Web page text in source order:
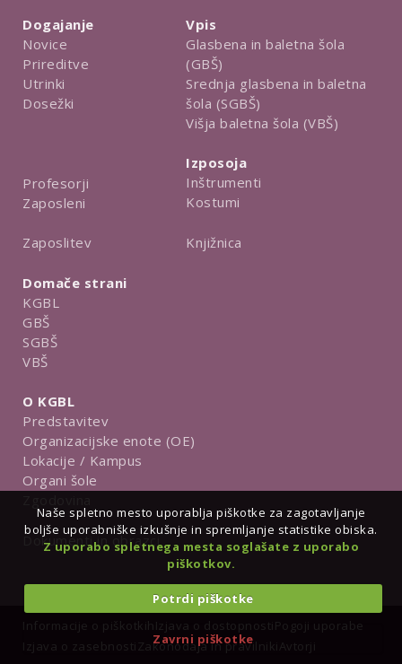
Dogajanje
Novice
Prireditve
Utrinki
Dosežki
Profesorji
Zaposleni
Zaposlitev
Vpis
Glasbena in baletna šola
(GBŠ)
Srednja glasbena in baletna
šola (SGBŠ)
Višja baletna šola (VBŠ)
Izposoja
Inštrumenti
Kostumi
Knjižnica
Domače strani
KGBL
GBŠ
SGBŠ
VBŠ
O KGBL
Predstavitev
Organizacijske enote (OE)
Lokacije / Kampus
Organi šole
Dokumenti in obrazci
Informacije o piškotkihIzjava o dostopnostiPogoji uporabe
Izjava o zasebnostiZakonodaja in pravilniki Avtorji
Naše spletno mesto uporablja piškotke za zagotavljanje
boljše uporabniške izkušnje in spremljanje statistike obiska.
Z uporabo spletnega mesta soglašate z uporabo
piškotkov.
Potrdi piškotke
Zavrni piškotke